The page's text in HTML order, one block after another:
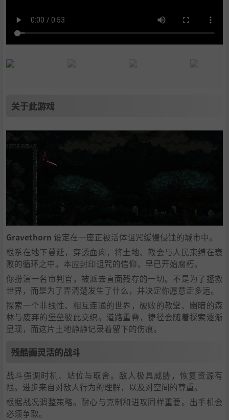
关于此游戏
Gravethorn 设定在一座正被活体诅咒缓慢侵蚀的城市中。
根系在地下蔓延，穿透血肉，将土地、教会与人民束缚在衰
败的循环之中。本应封印诅咒的信仰，早已开始腐朽。
你扮演一名审判官，被派去直面残存的一切。不是为了拯救
世界，而是为了弄清楚发生了什么，并决定你愿意走多远。
探索一个非线性、相互连通的世界，破败的教堂、幽暗的森
林与废弃的堡垒彼此交织。道路重叠，捷径会随着探索逐渐
显现，而这片土地静静记录着留下的伤痕。
残酷而灵活的战斗
战斗强调时机、站位与取舍。敌人极具威胁，恢复资源有
限。进步来自对敌人行为的理解，以及对空间的尊重。
根据战况调整策略。耐心与克制和进攻同样重要。出手机会
必须争取。